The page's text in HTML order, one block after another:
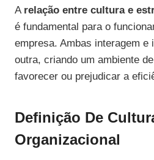
A relação entre cultura e
é fundamental para o
empresa. Ambas interagem e
outra, criando um ambiente
favorecer ou prejudicar a
Definição De
Organizacional